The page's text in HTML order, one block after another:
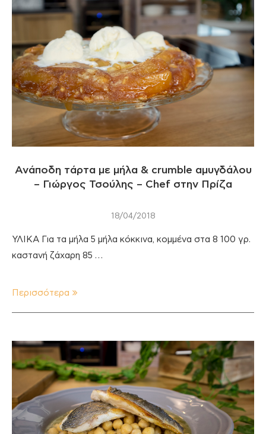
Ανάποδη τάρτα με μήλα & crumble αμυγδάλου
– Γιώργος Τσούλης – Chef στην Πρίζα
18/04/2018
ΥΛΙΚΑ Για τα μήλα 5 μήλα κόκκινα, κομμένα στα 8 100 γρ.
καστανή ζάχαρη 85 …
Περισσότερα